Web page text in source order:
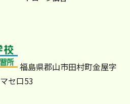
福島県郡山市田村町金屋字
マセ口53